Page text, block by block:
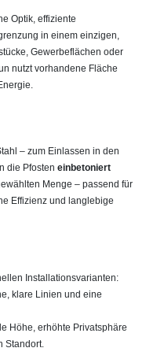
Optik, effiziente
in einem einzigen,
Gewerbeflächen oder
nutzt vorhandene Fläche
– zum Einlassen in den
die Pfosten einbetoniert
Menge – passend für
Effizienz und langlebige
Installationsvarianten:
klare Linien und eine
Höhe, erhöhte Privatsphäre
Standort.